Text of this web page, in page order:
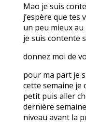
Mao je suis
j’espère que tes
un peu mieux au
je suis contente
donnez moi de
pour ma part je
cette semaine je
petit puis aller
dernière
niveau avant la